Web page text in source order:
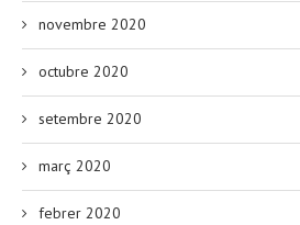
novembre 2020
octubre 2020
setembre 2020
març 2020
febrer 2020